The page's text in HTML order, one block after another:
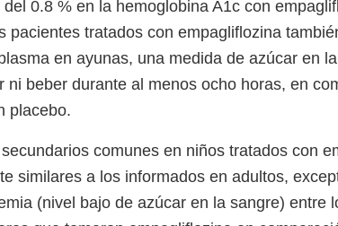
0.8 % en la hemoglobina A1c con
pacientes tratados con empagliflozina
en ayunas, una medida de azúcar en
ni beber durante al menos ocho horas, en
placebo.
comunes en niños tratados con
similares a los informados en adultos,
(nivel bajo de azúcar en la sangre) entre